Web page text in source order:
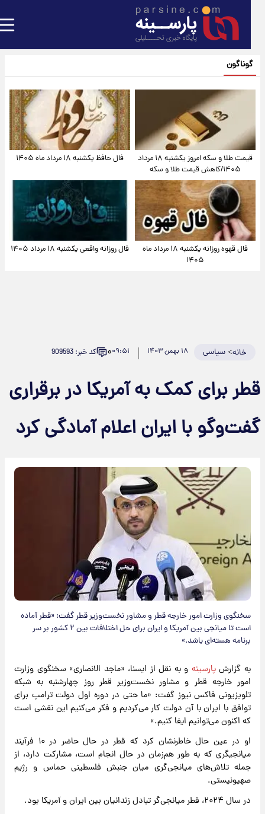
گوناگون
قیمت طلا و سکه امروز یکشنبه ۱۸ مرداد
۱۴۰۵/کاهش قیمت طلا و سکه
فال حافظ یکشنبه ۱۸ مرداد ماه ۱۴۰۵
فال قهوه روزانه یکشنبه ۱۸ مرداد ماه
۱۴۰۵
فال روزانه واقعی یکشنبه ۱۸ مرداد ۱۴۰۵
خانه>سیاسی ۰۹:۵۱۰ کد خبر: 909593
برای کمک به آمریکا در برقراری
با ایران اعلام آمادگی کرد
سخنگوی وزارت امور خارجه قطر و مشاور نخست‌وزیر قطر گفت: «قطر آماده
است تا میانجی بین آمریکا و ایران برای حل اختلافات بین ۲ کشور بر سر
برنامه هسته‌ای باشد.»
به گزارشپارسینهو به نقل از ایسنا، «ماجد الانصاری» سخنگوی وزارت
امور خارجه قطر و مشاور نخست‌وزیر قطر روز چهارشنبه به شبکه
تلویزیونی فاکس نیوز گفت: «ما حتی در دوره اول دولت ترامپ برای
توافق با ایران با آن دولت کار می‌کردیم و فکر می‌کنیم این نقشی است
که اکنون می‌توانیم ایفا کنیم.»
او در عین حال خاطرنشان کرد که قطر در حال حاضر در ۱۰ فرآیند
میانجیگری که به طور هم‌زمان در حال انجام است، مشارکت دارد، از
جمله تلاش‌های میانجی‌گری میان جنبش فلسطینی حماس و رژیم
صهیونیستی.
در سال ۲۰۲۴، قطر میانجی‌گر تبادل زندانیان بین ایران و آمریکا بود.